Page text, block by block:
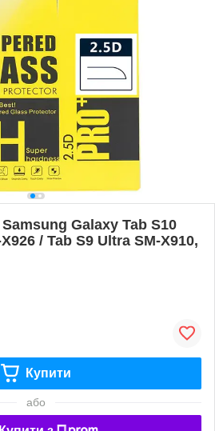
Galaxy Tab S10
/ Tab S9 Ultra SM-X910,
Купити
або